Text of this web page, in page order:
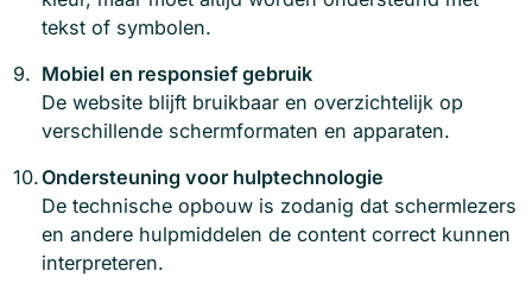
tekst of symbolen.
Mobiel en responsief gebruik
De website blijft bruikbaar en overzichtelijk op
verschillende schermformaten en apparaten.
Ondersteuning voor hulptechnologie
De technische opbouw is zodanig dat schermlezers
en andere hulpmiddelen de content correct kunnen
interpreteren.